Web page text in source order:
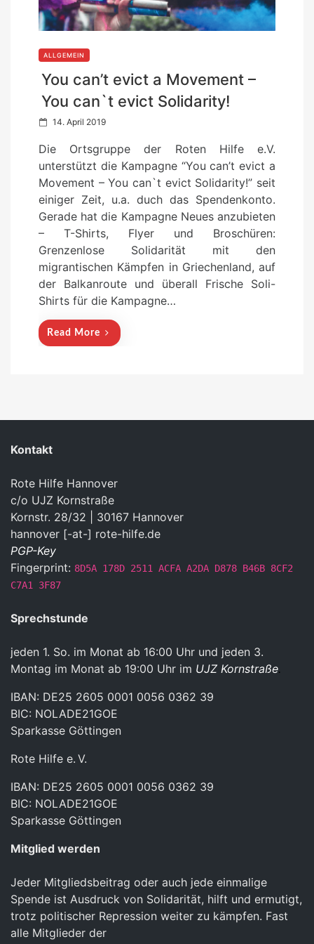
ALLGEMEIN
You can’t evict a Movement –
You can`t evict Solidarity!
P
s
t
e
d
o
14. April 2019
Die Ortsgruppe der Roten Hilfe e.V.
unterstützt die Kampagne “You can’t evict a
Movement – You can`t evict Solidarity!” seit
einiger Zeit, u.a. duch das Spendenkonto.
Gerade hat die Kampagne Neues anzubieten
– T-Shirts, Flyer und Broschüren:
Grenzenlose Solidarität mit den
migrantischen Kämpfen in Griechenland, auf
der Balkanroute und überall Frische Soli-
Shirts für die Kampagne…
Read More
Kontakt
Rote Hilfe Hannover
c/o UJZ Kornstraße
Kornstr. 28/32 | 30167 Hannover
hannover [-at-] rote-hilfe.de
PGP-Key
Fingerprint: 8D5A 178D 2511 ACFA A2DA D878 B46B 8CF2
C7A1 3F87
Sprechstunde
jeden 1. So. im Monat ab 16:00 Uhr und jeden 3.
Montag im Monat ab 19:00 Uhr im UJZ Kornstraße.
IBAN: DE25 2605 0001 0056 0362 39
BIC: NOLADE21GOE
Sparkasse Göttingen
Rote Hilfe e. V.
IBAN: DE25 2605 0001 0056 0362 39
BIC: NOLADE21GOE
Sparkasse Göttingen
Mitglied werden
Jeder Mitgliedsbeitrag oder auch jede einmalige
Spende ist Ausdruck von Solidarität, hilft und ermutigt,
trotz politischer Repression weiter zu kämpfen. Fast
alle Mitglieder der